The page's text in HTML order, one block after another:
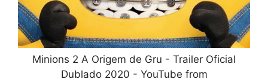
Minions 2 A Origem de Gru - Trailer Oficial
Dublado 2020 - YouTube from